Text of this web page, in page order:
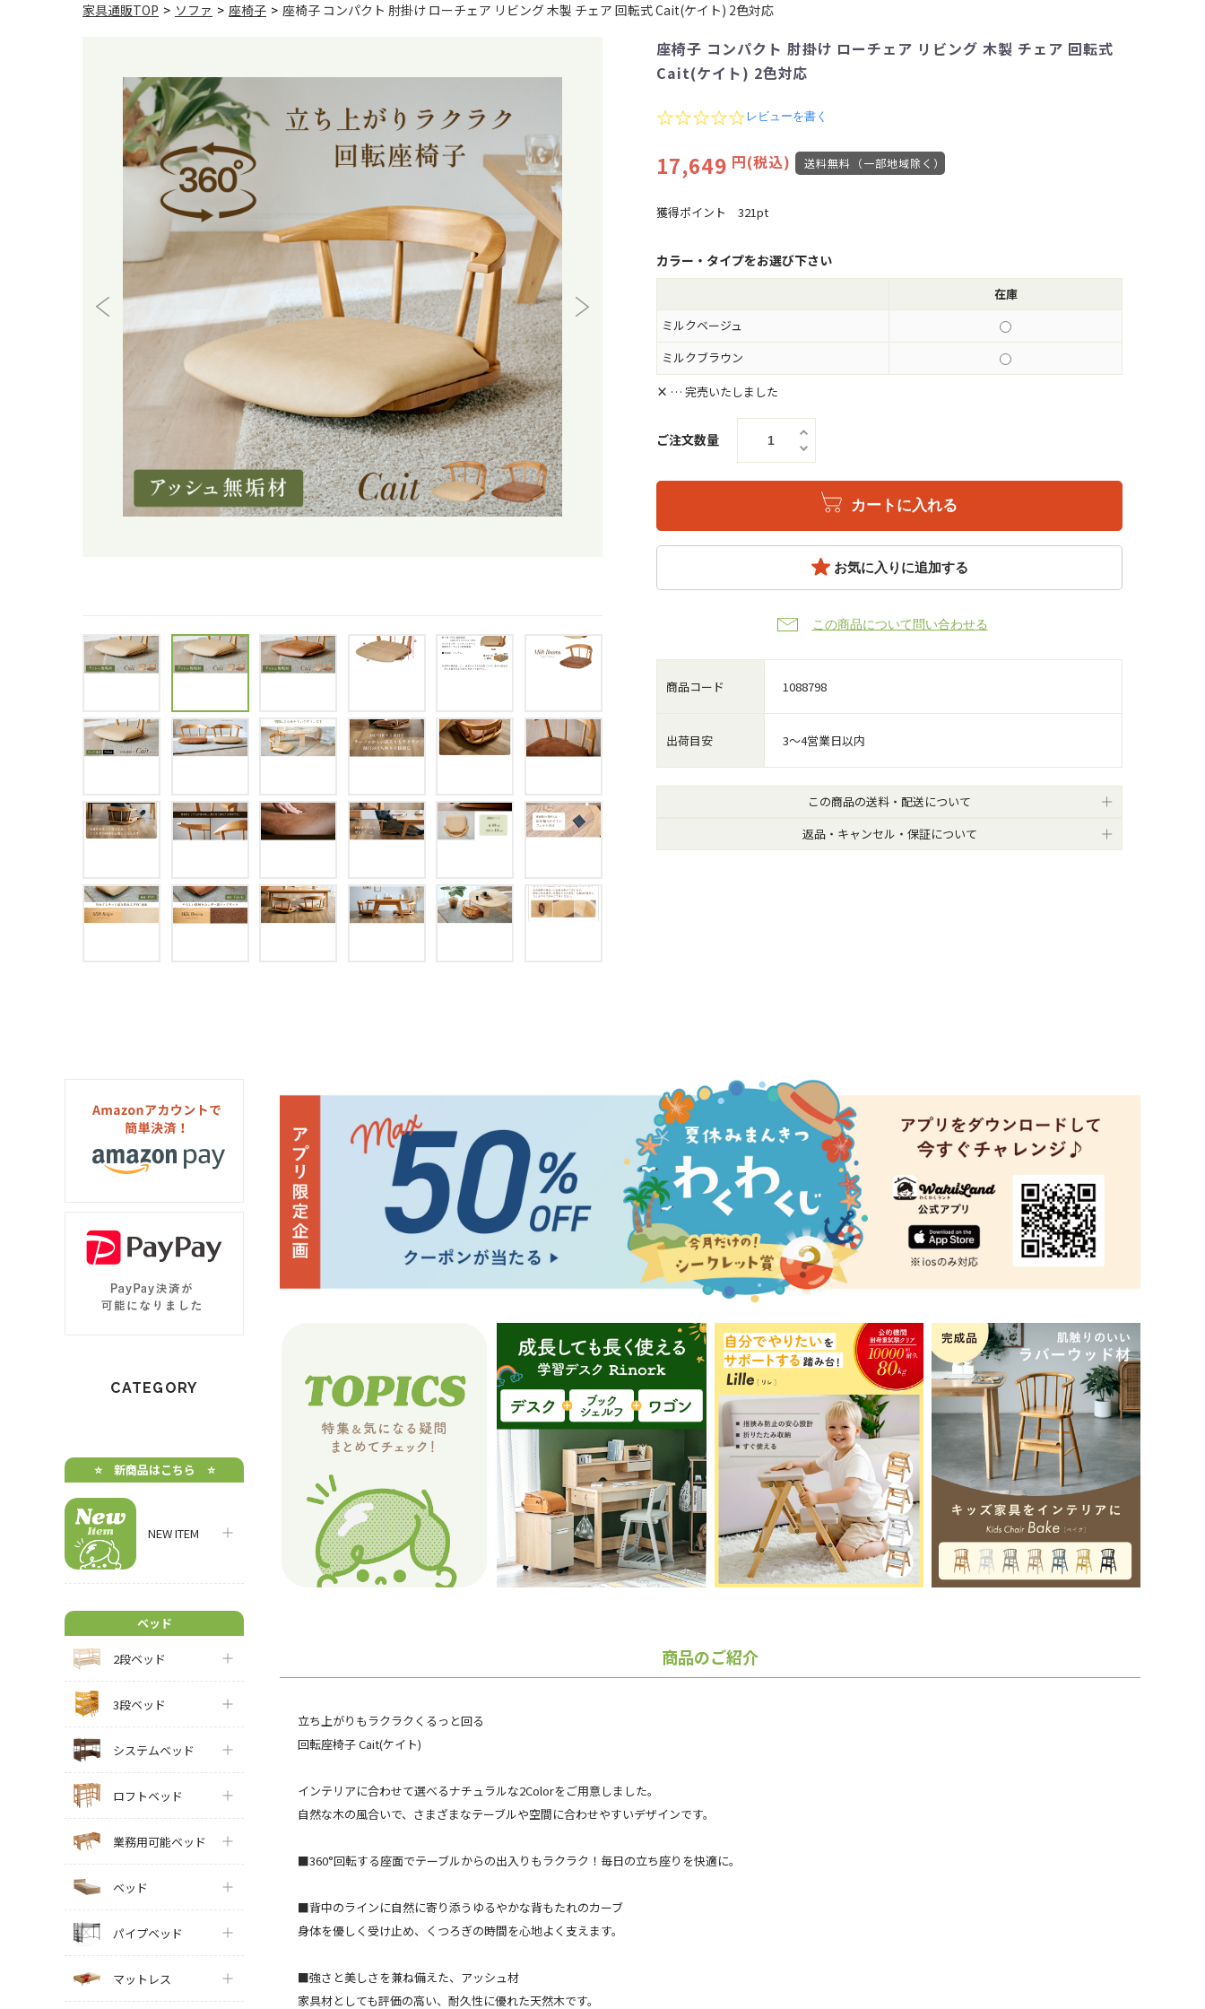
家具通販TOP > ソファ > 座椅子 > 座椅子 コンパクト 肘掛け ローチェア リビング 木製 チェア 回転式 Cait(ケイト) 2色対応
座椅子 コンパクト 肘掛け ローチェア リビング 木製 チェア 回転式
Cait(ケイト) 2色対応
0
s
t
r
r
t
i
n
レビューを書く
17,649 円(税込) 送料無料（一部地域除く）
獲得ポイント 321pt
カラー・タイプをお選び下さい
在庫
ミルクベージュ
ミルクブラウン
× … 完売いたしました
ご注文数量
カートに入れる
お気に入りに追加する
この商品について問い合わせる
商品コード 1088798
出荷目安 3～4営業日以内
この商品の送料・配送について
返品・キャンセル・保証について
CATEGORY
⭐️ 新商品はこちら ⭐️
NEW ITEM
ベッド
2段ベッド
3段ベッド
システムベッド
ロフトベッド
業務用可能ベッド
ベッド
パイプベッド
マットレス
商品のご紹介
立ち上がりもラクラクくるっと回る
回転座椅子 Cait(ケイト)
インテリアに合わせて選べるナチュラルな2Colorをご用意しました。
自然な木の風合いで、さまざまなテーブルや空間に合わせやすいデザインです。
■360°回転する座面でテーブルからの出入りもラクラク！毎日の立ち座りを快適に。
■背中のラインに自然に寄り添うゆるやかな背もたれのカーブ
身体を優しく受け止め、くつろぎの時間を心地よく支えます。
■強さと美しさを兼ね備えた、アッシュ材
家具材としても評価の高い、耐久性に優れた天然木です。